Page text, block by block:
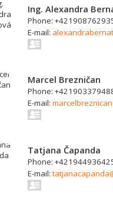
Ing. Alexandra
Phone:
E-mail:
Marcel Brezničan
Phone:
E-mail:
Tatjana Čapanda
Phone:
E-mail: